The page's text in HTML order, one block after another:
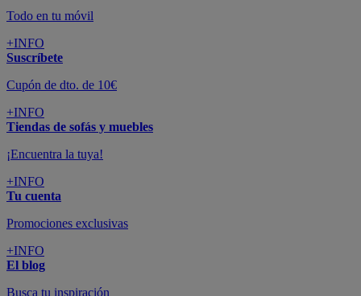
Todo en tu móvil
+INFO
Suscríbete
Cupón de dto. de 10€
+INFO
Tiendas de sofás y muebles
¡Encuentra la tuya!
+INFO
Tu cuenta
Promociones exclusivas
+INFO
El blog
Busca tu inspiración